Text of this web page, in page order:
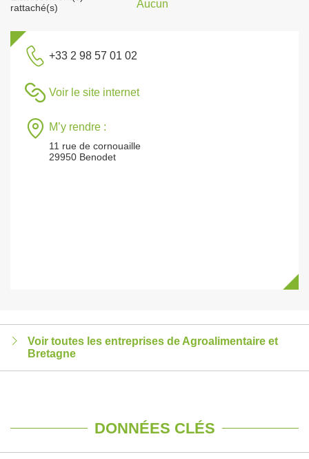
rattaché(s)
Aucun
+33 2 98 57 01 02
Voir le site internet
M’y rendre :
11 rue de cornouaille
29950 Benodet
Voir toutes les entreprises de Agroalimentaire et
Bretagne
DONNÉES CLÉS